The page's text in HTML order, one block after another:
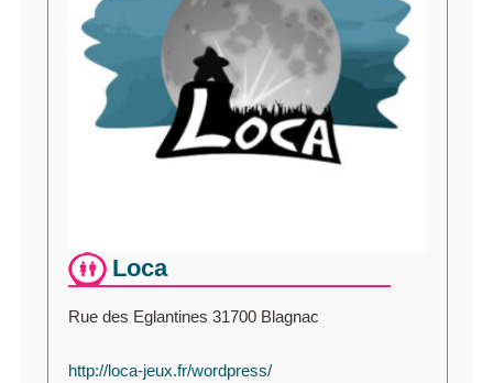
Loca
Rue des Eglantines 31700 Blagnac
http://loca-jeux.fr/wordpress/